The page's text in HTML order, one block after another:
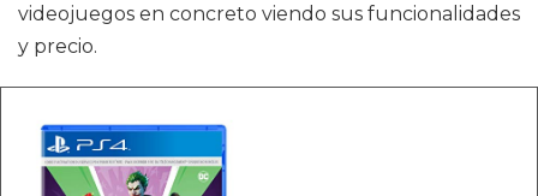
videojuegos en concreto viendo sus funcionalidades
y precio.